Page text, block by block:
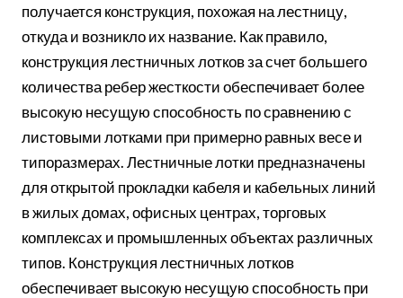
получается конструкция, похожая на лестницу,
откуда и возникло их название. Как правило,
конструкция лестничных лотков за счет большего
количества ребер жесткости обеспечивает более
высокую несущую способность по сравнению с
листовыми лотками при примерно равных весе и
типоразмерах. Лестничные лотки предназначены
для открытой прокладки кабеля и кабельных линий
в жилых домах, офисных центрах, торговых
комплексах и промышленных объектах различных
типов. Конструкция лестничных лотков
обеспечивает высокую несущую способность при